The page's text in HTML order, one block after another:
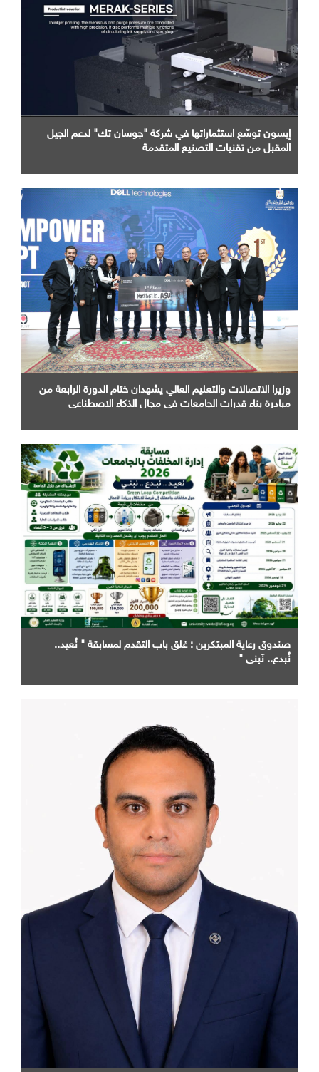
إبسون توسّع استثماراتها في شركة "جوسان تك" لدعم الجيل
المقبل من تقنيات التصنيع المتقدمة
وزيرا الاتصالات والتعليم العالي يشهدان ختام الدورة الرابعة من
مبادرة بناء قدرات الجامعات في مجال الذكاء الاصطناعي
صندوق رعاية المبتكرين : غلق باب التقدم لمسابقة " نُعيد..
نُبدع.. نَبني "